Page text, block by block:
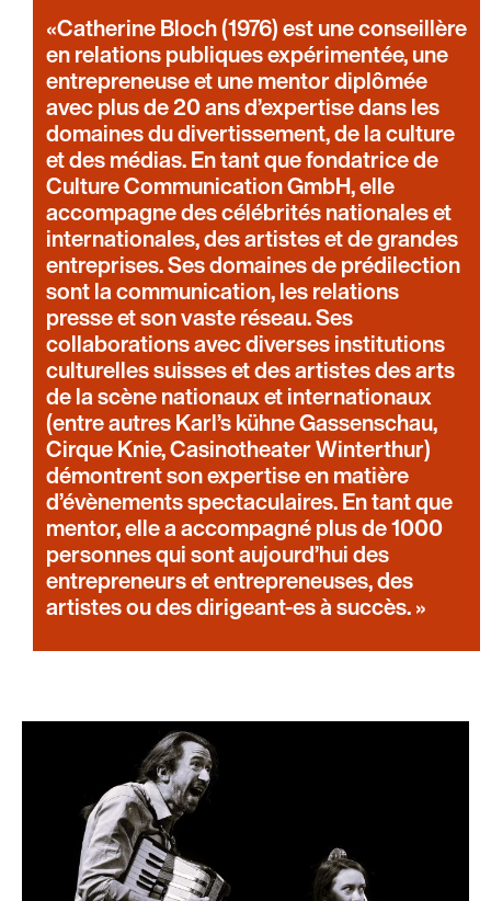
Catherine Bloch (1976) est une conseillère
en relations publiques expérimentée, une
entrepreneuse et une mentor diplômée
avec plus de 20 ans d’expertise dans les
domaines du divertissement, de la culture
et des médias. En tant que fondatrice de
Culture Communication GmbH, elle
accompagne des célébrités nationales et
internationales, des artistes et de grandes
entreprises. Ses domaines de prédilection
sont la communication, les relations
presse et son vaste réseau. Ses
collaborations avec diverses institutions
culturelles suisses et des artistes des arts
de la scène nationaux et internationaux
(entre autres Karl’s kühne Gassenschau,
Cirque Knie, Casinotheater Winterthur)
démontrent son expertise en matière
d’évènements spectaculaires. En tant que
mentor, elle a accompagné plus de 1000
personnes qui sont aujourd’hui des
entrepreneurs et entrepreneuses, des
artistes ou des dirigeant-es à succès.